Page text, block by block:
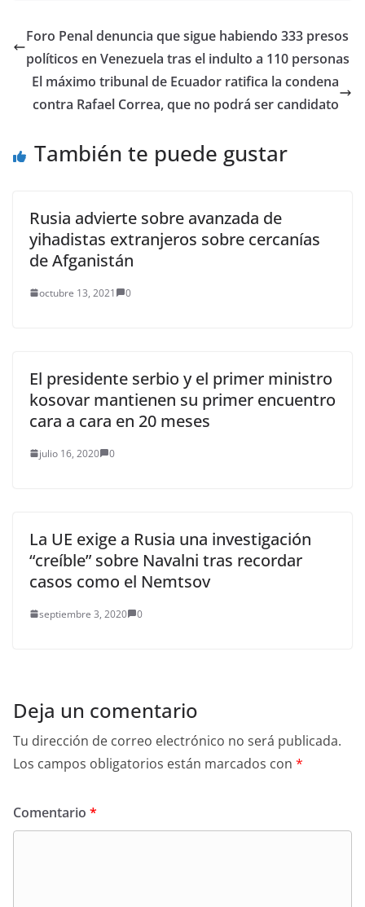
las Naciones Unidas
(Acnur). En un solo día,
13 de enero,…
Foro Penal denuncia que sigue habiendo 333 presos
políticos en Venezuela tras el indulto a 110 personas
El máximo tribunal de Ecuador ratifica la condena
contra Rafael Correa, que no podrá ser candidato
También te puede gustar
Rusia advierte sobre avanzada de
yihadistas extranjeros sobre cercanías
de Afganistán
octubre 13, 2021 0
El presidente serbio y el primer ministro
kosovar mantienen su primer encuentro
cara a cara en 20 meses
julio 16, 2020 0
La UE exige a Rusia una investigación
“creíble” sobre Navalni tras recordar
casos como el Nemtsov
septiembre 3, 2020 0
Deja un comentario
Tu dirección de correo electrónico no será publicada.
Los campos obligatorios están marcados con *
Comentario *